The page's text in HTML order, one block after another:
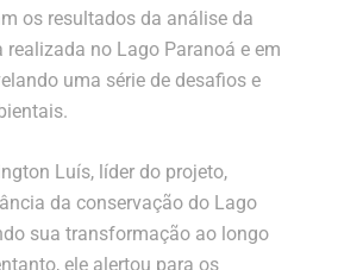
os resultados da análise da
realizada no Lago Paranoá e em
uma série de desafios e
Luís, líder do projeto,
da conservação do Lago
sua transformação ao longo
ele alertou para os